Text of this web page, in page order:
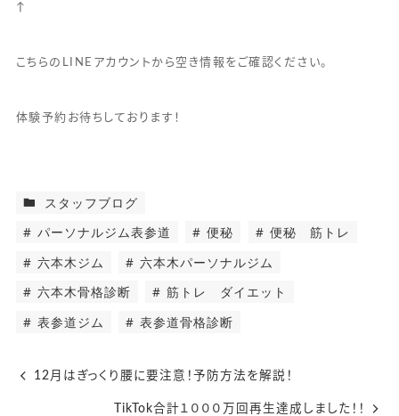
↑
こちらのLINEアカウントから空き情報をご確認ください。
体験予約お待ちしております！
スタッフブログ
パーソナルジム表参道
便秘
便秘 筋トレ
六本木ジム
六本木パーソナルジム
六本木骨格診断
筋トレ ダイエット
表参道ジム
表参道骨格診断
12月はぎっくり腰に要注意！予防方法を解説！
TikTok合計１０００万回再生達成しました！！